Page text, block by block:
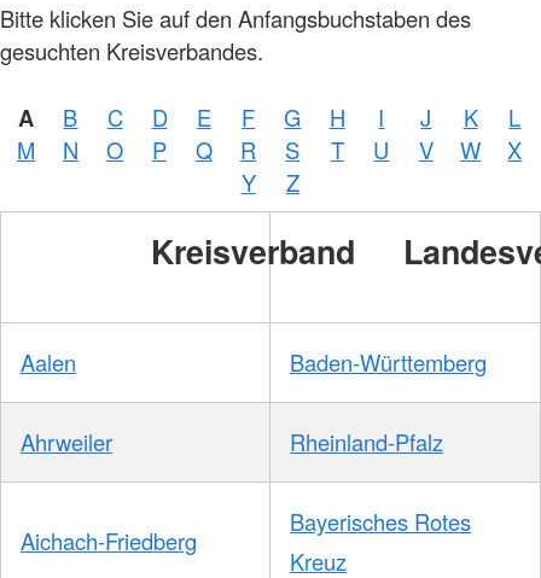
Bitte klicken Sie auf den Anfangsbuchstaben des
gesuchten Kreisverbandes.
A B C D E F G H I J K
L
M
N O P Q R S T U V W
X
Y
Z
Kreisverband
Aalen Baden-Württemberg
Ahrweiler Rheinland-Pfalz
Aichach-Friedberg
Bayerisches Rotes
Kreuz